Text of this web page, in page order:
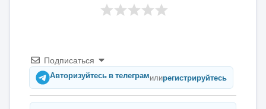
Подписаться
Авторизуйтесь в телеграмилирегистрируйтесь